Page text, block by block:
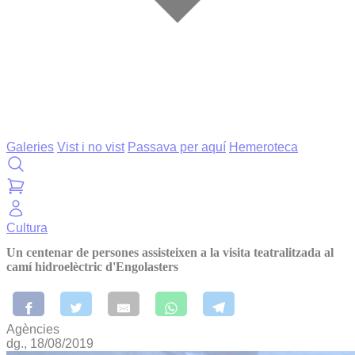
Galeries Vist i no vist Passava per aquí Hemeroteca
Cultura
Un centenar de persones assisteixen a la visita teatralitzada al
camí hidroelèctric d'Engolasters
Agències
dg., 18/08/2019